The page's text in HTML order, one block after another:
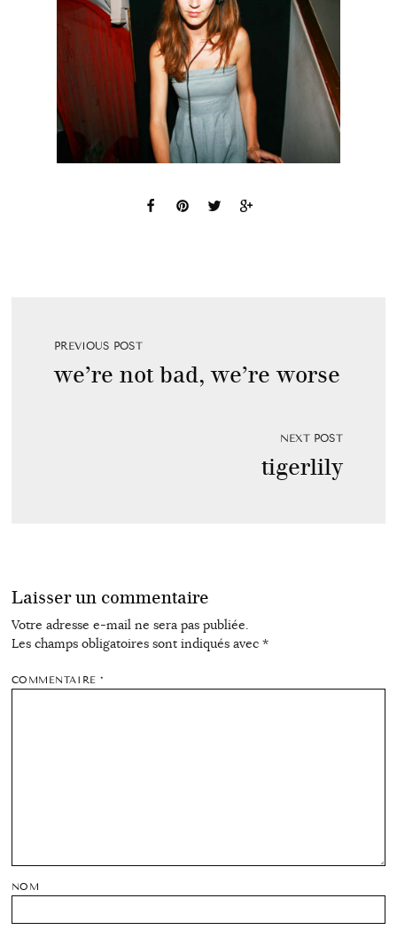
PREVIOUS POST
we’re not bad, we’re worse
NEXT POST
tigerlily
Laisser un commentaire
Votre adresse e-mail ne sera pas publiée.
Les champs obligatoires sont indiqués avec *
COMMENTAIRE*
NOM